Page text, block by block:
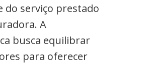
do serviço prestado
A
busca equilibrar
para oferecer